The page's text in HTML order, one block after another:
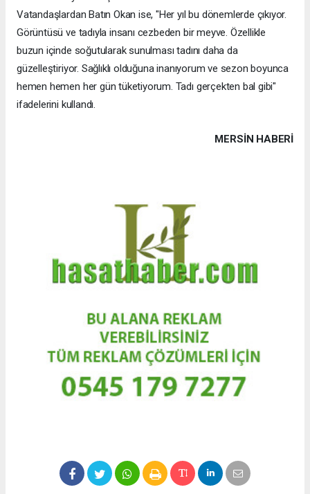
Vatandaşlardan Batın Okan ise, "Her yıl bu dönemlerde çıkıyor.
Görüntüsü ve tadıyla insanı cezbeden bir meyve. Özellikle
buzun içinde soğutularak sunulması tadını daha da
güzelleştiriyor. Sağlıklı olduğuna inanıyorum ve sezon boyunca
hemen hemen her gün tüketiyorum. Tadı gerçekten bal gibi"
ifadelerini kullandı.
MERSIN HABERİ